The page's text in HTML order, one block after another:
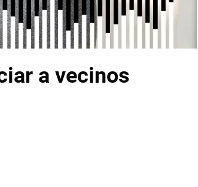
a vecinos